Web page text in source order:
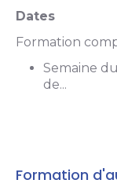
Dates
Formation
Semaine
de...
Formation